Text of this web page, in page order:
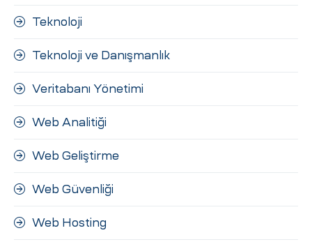
Teknoloji
Teknoloji ve Danışmanlık
Veritabanı Yönetimi
Web Analitiği
Web Geliştirme
Web Güvenliği
Web Hosting